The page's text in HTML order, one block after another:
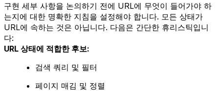
구현 세부 사항을 논의하기 전에 URL에 무엇이 들어가야 하
는지에 대한 명확한 지침을 설정해야 합니다. 모든 상태가
URL에 속하는 것은 아닙니다. 다음은 간단한 휴리스틱입니
다:
URL 상태에 적합한 후보:
검색 쿼리 및 필터
페이지 매김 및 정렬